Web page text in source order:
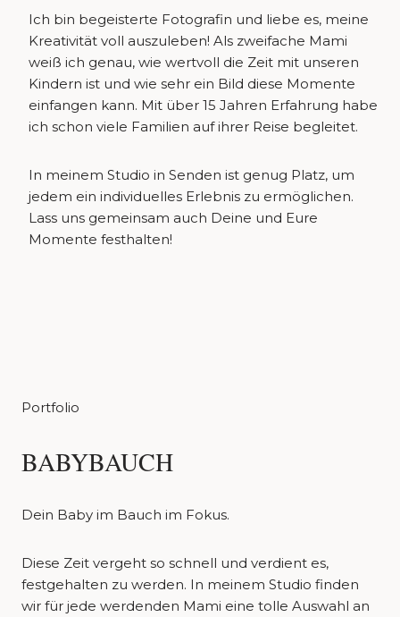
Ich bin begeisterte Fotografin und liebe es, meine
Kreativität voll auszuleben! Als zweifache Mami
weiß ich genau, wie wertvoll die Zeit mit unseren
Kindern ist und wie sehr ein Bild diese Momente
einfangen kann. Mit über 15 Jahren Erfahrung habe
ich schon viele Familien auf ihrer Reise begleitet.
In meinem Studio in Senden ist genug Platz, um
jedem ein individuelles Erlebnis zu ermöglichen.
Lass uns gemeinsam auch Deine und Eure
Momente festhalten!
Portfolio
BABYBAUCH
Dein Baby im Bauch im Fokus.
Diese Zeit vergeht so schnell und verdient es,
festgehalten zu werden. In meinem Studio finden
wir für jede werdenden Mami eine tolle Auswahl an